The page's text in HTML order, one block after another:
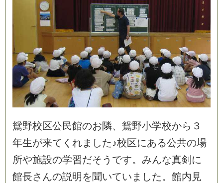
鴛野校区公民館のお隣、 鴛野小学校から ３
年生が来て く れま した♪校区にある公共の場
所や施設の学習だそ う です。 みんな真剣 に
館長さ んの説明 を聞いてい ま した。 館内 見